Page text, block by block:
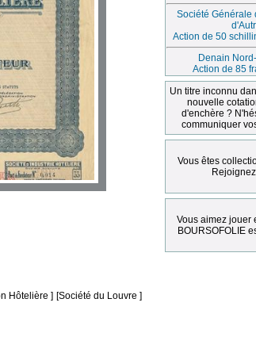
Hôtelière ] [Société du Louvre ]
Société Générale
Action de 50
Denain
Action de 85
Un titre inconnu
nouvelle
d'enchère ?
communiquer
Vous êtes
Vous aimez jouer
BOURSOFOLIE